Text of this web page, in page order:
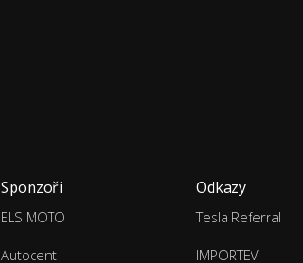
Sponzoři
ELS MOTO
Autocent
Odkazy
Tesla Referral
IMPORTEV